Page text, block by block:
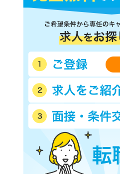
名鉄広見線
名鉄空港線
近鉄名古屋線
愛知環状鉄道
豊橋鉄道渥美線
豊橋鉄道東田本線(井原－赤
JR東海交通事業城北線